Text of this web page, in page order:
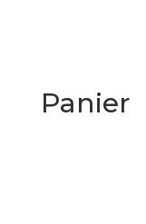
Panier